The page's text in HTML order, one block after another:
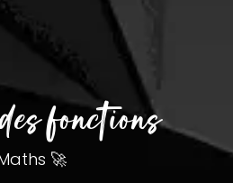
fonctions
🚀